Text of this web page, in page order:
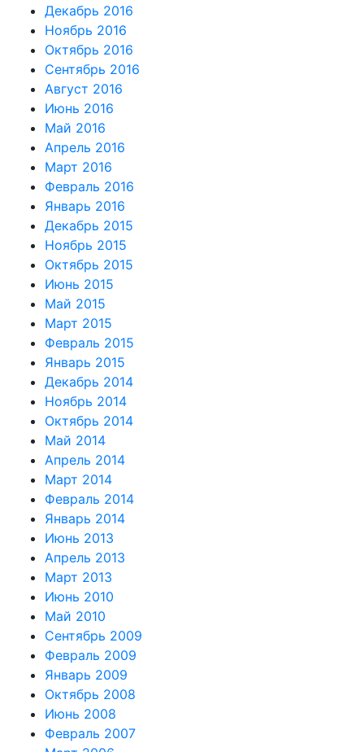
Декабрь 2016
Ноябрь 2016
Октябрь 2016
Сентябрь 2016
Август 2016
Июнь 2016
Май 2016
Апрель 2016
Март 2016
Февраль 2016
Январь 2016
Декабрь 2015
Ноябрь 2015
Октябрь 2015
Июнь 2015
Май 2015
Март 2015
Февраль 2015
Январь 2015
Декабрь 2014
Ноябрь 2014
Октябрь 2014
Май 2014
Апрель 2014
Март 2014
Февраль 2014
Январь 2014
Июнь 2013
Апрель 2013
Март 2013
Июнь 2010
Май 2010
Сентябрь 2009
Февраль 2009
Январь 2009
Октябрь 2008
Июнь 2008
Февраль 2007